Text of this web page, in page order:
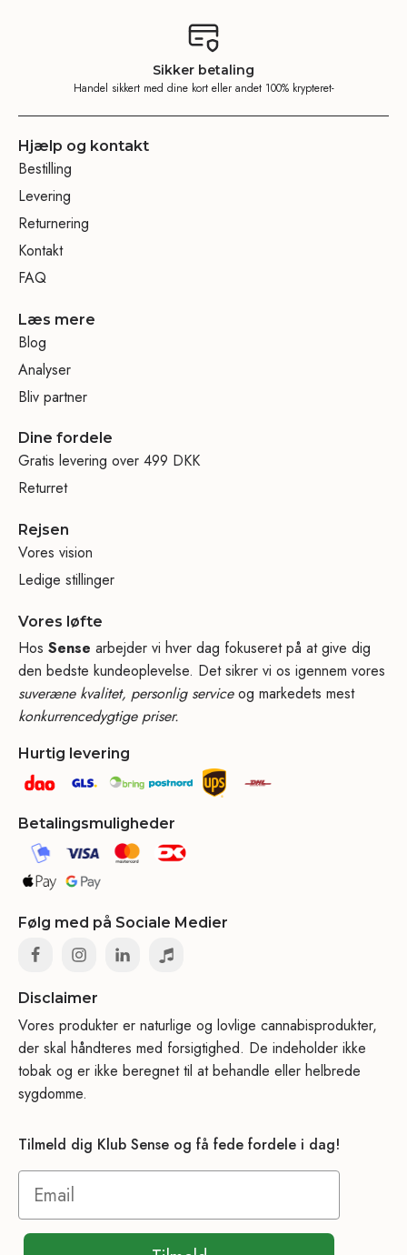
Sikker betaling
Handel sikkert med dine kort eller andet 100% krypteret-
Hjælp og kontakt
Bestilling
Levering
Returnering
Kontakt
FAQ
Læs mere
Blog
Analyser
Bliv partner
Dine fordele
Gratis levering over 499 DKK
Returret
Rejsen
Vores vision
Ledige stillinger
Vores løfte
Hos Sense arbejder vi hver dag fokuseret på at give dig
den bedste kundeoplevelse. Det sikrer vi os igennem vores
suveræne kvalitet, personlig serviceog markedets mest
konkurrencedygtige priser.
Hurtig levering
Betalingsmuligheder
Følg med på Sociale Medier
Disclaimer
Vores produkter er naturlige og lovlige cannabisprodukter,
der skal håndteres med forsigtighed. De indeholder ikke
tobak og er ikke beregnet til at behandle eller helbrede
sygdomme.
Tilmeld dig Klub Sense og få fede fordele i dag!